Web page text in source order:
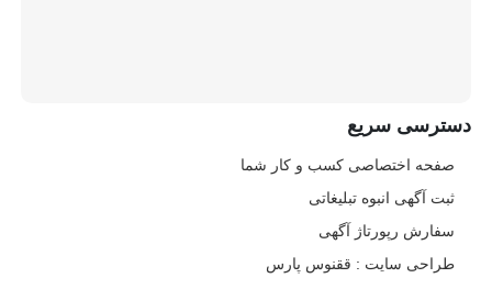
دسترسی سریع
صفحه اختصاصی کسب و کار شما
ثبت آگهی انبوه تبلیغاتی
سفارش رپورتاژ آگهی
طراحی سایت : ققنوس پارس